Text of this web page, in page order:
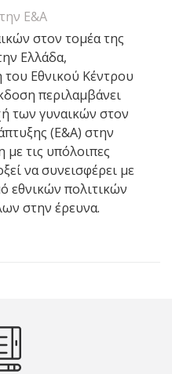
Ε&Α
στον τομέα της
Ελλάδα,
του Εθνικού Κέντρου
περιλαμβάνει
των γυναικών στον
(E&A) στην
με τις υπόλοιπες
να συνεισφέρει με
εθνικών πολιτικών
στην έρευνα.